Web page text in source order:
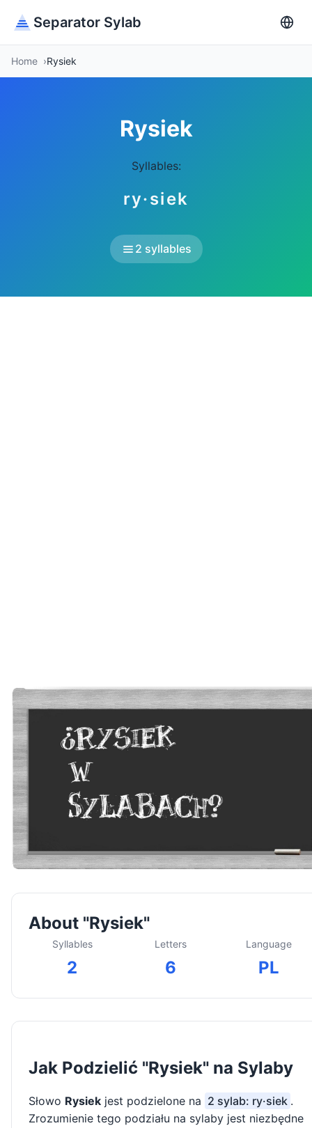
Separator Sylab
Home Rysiek
Rysiek
Syllables:
ry·siek
2 syllables
About "Rysiek"
Syllables
2
Letters
6
Language
PL
Jak Podzielić "Rysiek" na Sylaby
Słowo Rysiek jest podzielone na 2 sylab: ry·siek .
Zrozumienie tego podziału na sylaby jest niezbędne